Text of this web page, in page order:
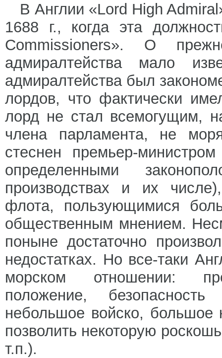
В Англии «Lord High
1688 г., когда эта
Commissioners». О
адмиралтейства мало
адмиралтейства был
лордов, что фактически
лорд не стал всемогущим,
члена парламента, не
стеснен премьер-
определенными
производствах и их
флота, пользующимися
общественным мнением.
поныне достаточно
недостатках. Но все-таки
морском отношении:
положение,
небольшое войско, большое
позволить некоторую
т.п.).